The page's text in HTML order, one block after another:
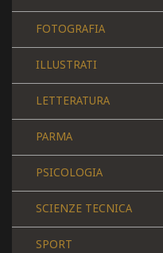
FOTOGRAFIA
ILLUSTRATI
LETTERATURA
PARMA
PSICOLOGIA
SCIENZE TECNICA
SPORT